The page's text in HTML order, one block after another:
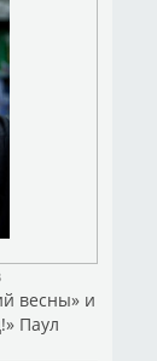
весны» и
Паул